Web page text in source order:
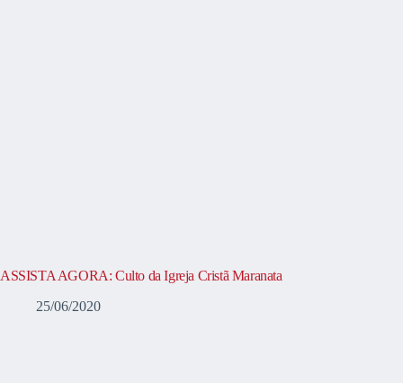
ASSISTA AGORA: Culto da Igreja Cristã Maranata
25/06/2020